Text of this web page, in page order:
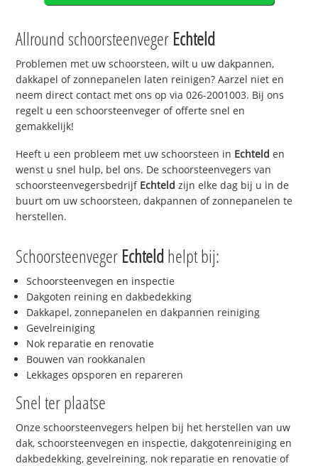
Allround schoorsteenveger Echteld
Problemen met uw schoorsteen, wilt u uw dakpannen,
dakkapel of zonnepanelen laten reinigen? Aarzel niet en
neem direct contact met ons op via 026-2001003. Bij ons
regelt u een schoorsteenveger of offerte snel en
gemakkelijk!
Heeft u een probleem met uw schoorsteen in Echteld en
wenst u snel hulp, bel ons. De schoorsteenvegers van
schoorsteenvegersbedrijf Echteld zijn elke dag bij u in de
buurt om uw schoorsteen, dakpannen of zonnepanelen te
herstellen.
Schoorsteenveger Echteldhelpt bij:
Schoorsteenvegen en inspectie
Dakgoten reining en dakbedekking
Dakkapel, zonnepanelen en dakpannen reiniging
Gevelreiniging
Nok reparatie en renovatie
Bouwen van rookkanalen
Lekkages opsporen en repareren
Snel ter plaatse
Onze schoorsteenvegers helpen bij het herstellen van uw
dak, schoorsteenvegen en inspectie, dakgotenreiniging en
dakbedekking, gevelreining, nok reparatie en renovatie of